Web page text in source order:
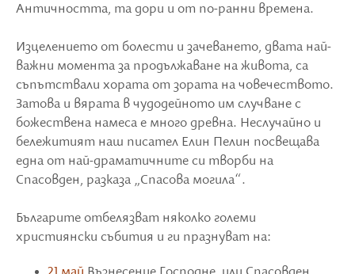
Античността, та дори и от по-ранни времена.
Изцелението от болести и зачеването, двата най-
важни момента за продължаване на живота, са
съпътствали хората от зората на човечеството.
Затова и вярата в чудодейното им случване с
божествена намеса е много древна. Неслучайно и
бележитият наш писател Елин Пелин посвещава
една от най-драматичните си творби на
Спасовден, разказа „Спасова могила“.
Българите отбелязват няколко големи
християнски събития и ги празнуват на: